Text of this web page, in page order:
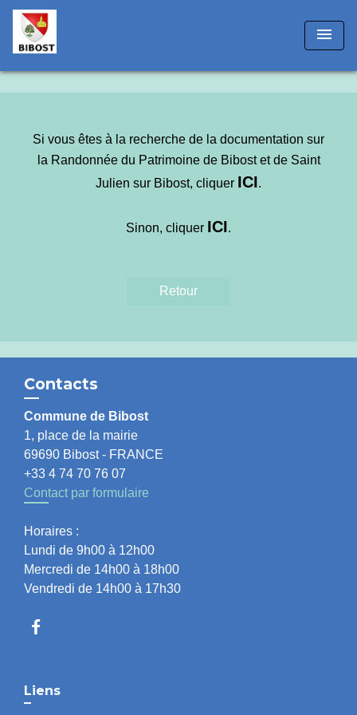
!-- Matomo -->
menu
Si vous êtes à la recherche de la documentation sur
la Randonnée du Patrimoine de Bibost et de Saint
Julien sur Bibost, cliquer ICI.
Sinon, cliquer ICI.
Retour
Contacts
Commune de Bibost
1, place de la mairie
69690 Bibost - FRANCE
+33 4 74 70 76 07
Contact par formulaire
Horaires :
Lundi de 9h00 à 12h00
Mercredi de 14h00 à 18h00
Vendredi de 14h00 à 17h30
Liens